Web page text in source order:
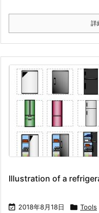
詳
Illustration of a
 2018年8月18日  Tools